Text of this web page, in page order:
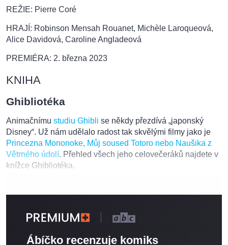
REŽIE: Pierre Coré
HRAJÍ: Robinson Mensah Rouanet, Michèle Laroqueová,
Alice Davidová, Caroline Angladeová
PREMIÉRA: 2. března 2023
KNIHA
Ghibliotéka
Animačnímu studiu Ghibli se někdy přezdívá „japonský
Disney“. Už nám udělalo radost tak skvělými filmy jako je
Princezna Mononoke, Můj soused Totoro nebo Naušika z
Větrného údolí. Přehled všech jeho celovečeráků najdete v
knížce Ghibliotéka.
Ábíčko recenzuje komiks